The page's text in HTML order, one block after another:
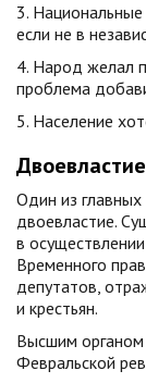
3.
если не в
4. Народ желал
проблема
5. Население
Один из
двоевластие.
в
Временного
депутатов,
и крестьян.
Высшим органом
Февральской